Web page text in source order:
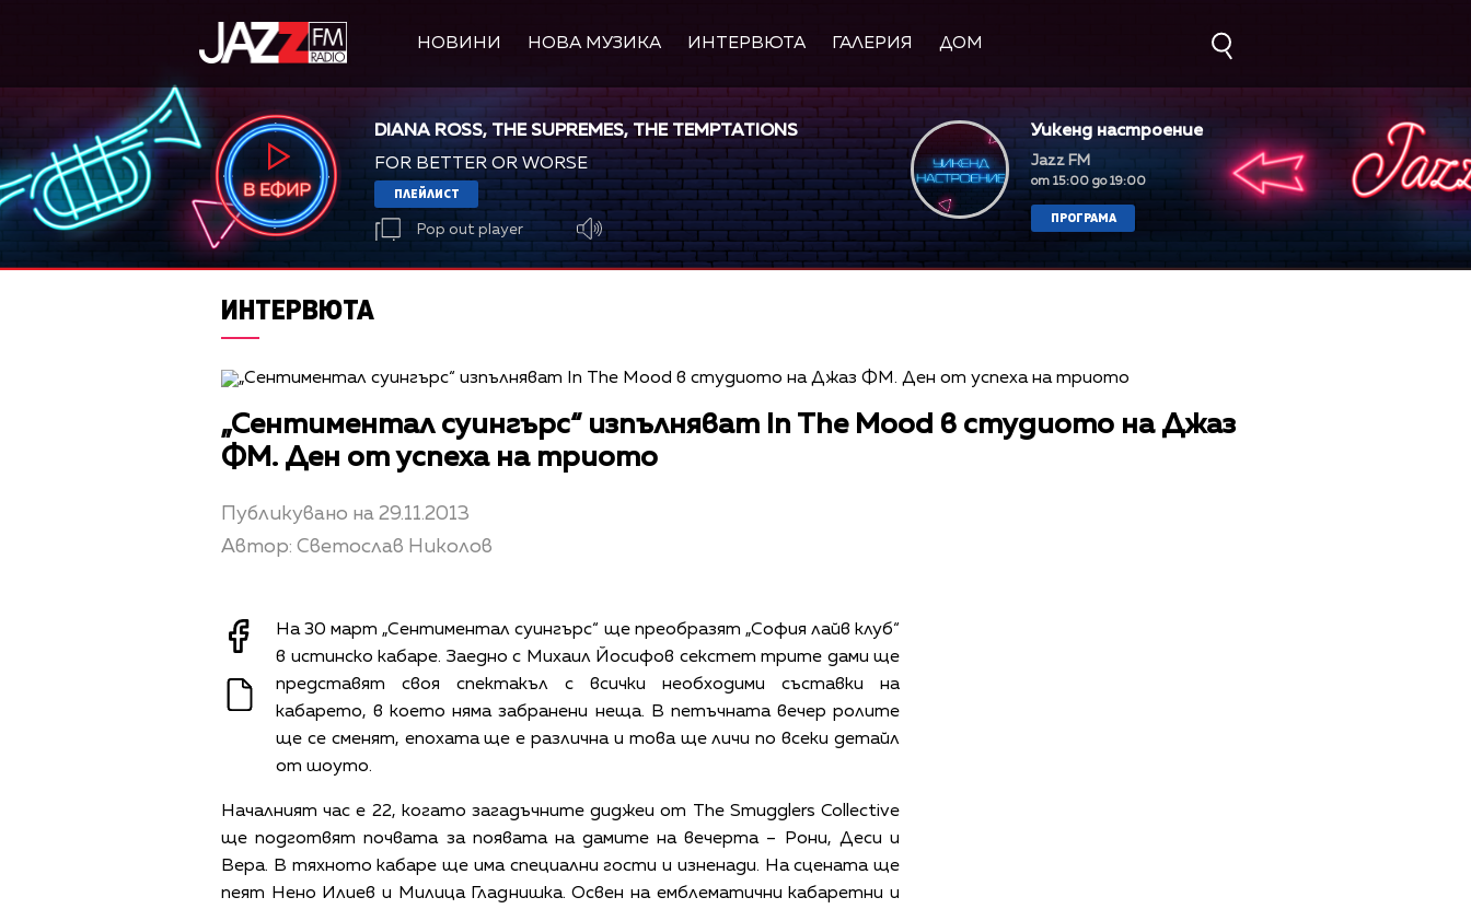
НОВИНИ НОВА МУЗИКА ИНТЕРВЮТА ГАЛЕРИЯ ДОМ
DIANA ROSS, THE SUPREMES, THE TEMPTATIONS
FOR BETTER OR WORSE
ПЛЕЙЛИСТ
Pop out player
Уикенд настроение
Jazz FM
от 15:00 до 19:00
ПРОГРАМА
ИНТЕРВЮТА
„Сентиментал суингърс“ изпълняват In The Mood в студиото на Джаз
ФМ. Ден от успеха на триото
Публикувано на 29.11.2013
Автор: Светослав Николов
На 30 март „Сентиментал суингърс“ ще преобразят „София лайв клуб“
в истинско кабаре. Заедно с Михаил Йосифов секстет трите дами ще
представят своя спектакъл с всички необходими съставки на
кабарето, в което няма забранени неща. В петъчната вечер ролите
ще се сменят, епохата ще е различна и това ще личи по всеки детайл
от шоуто.
Началният час е 22, когато загадъчните диджеи от The Smugglers Collective
ще подготвят почвата за появата на дамите на вечерта – Рони, Деси и
Вера. В тяхното кабаре ще има специални гости и изненади. На сцената ще
пеят Нено Илиев и Милица Гладнишка. Освен на емблематични кабаретни и